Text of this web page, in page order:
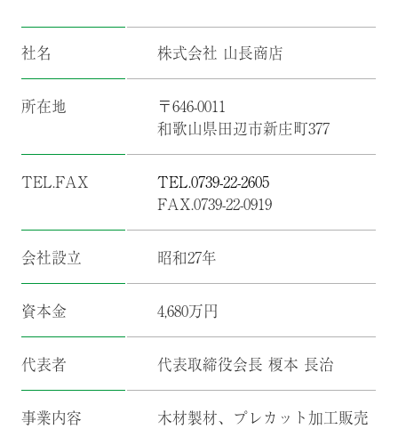
社名 株式会社 山長商店
所在地
〒646-0011
和歌山県田辺市新庄町377
TEL.FAX
TEL.0739-22-2605
FAX.0739-22-0919
会社設立 昭和27年
資本金 4,680万円
代表者 代表取締役会長 榎本 長治
事業内容 木材製材、プレカット加工販売